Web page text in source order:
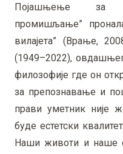
Појашњење за
промишљање”
вилајета” (Врање,
(1949–2022),
филозофије где он
за препознавање и
прави уметник није
буде естетски
Наши животи и наше